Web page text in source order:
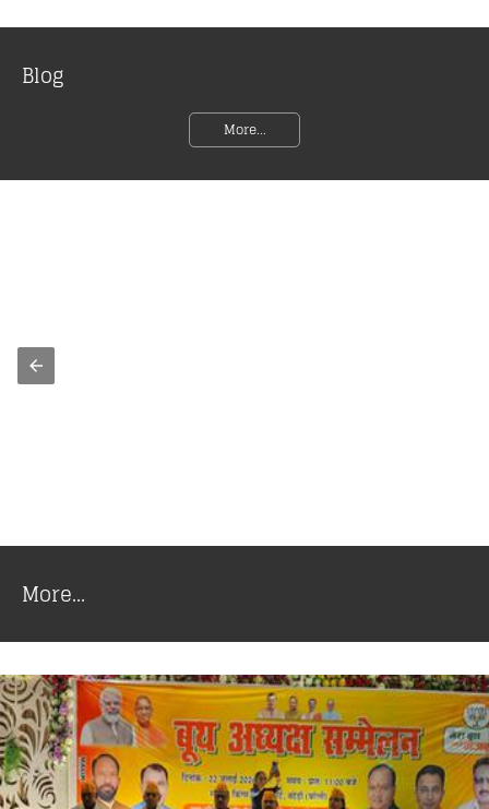
Blog
More...
More...